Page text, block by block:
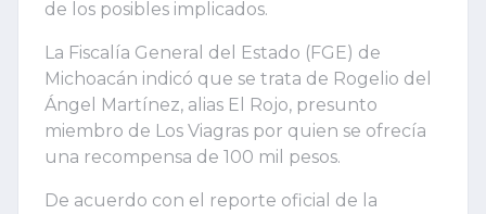
de los posibles implicados.
La Fiscalía General del Estado (FGE) de
Michoacán indicó que se trata de Rogelio del
Ángel Martínez, alias El Rojo, presunto
miembro de Los Viagras por quien se ofrecía
una recompensa de 100 mil pesos.
De acuerdo con el reporte oficial de la